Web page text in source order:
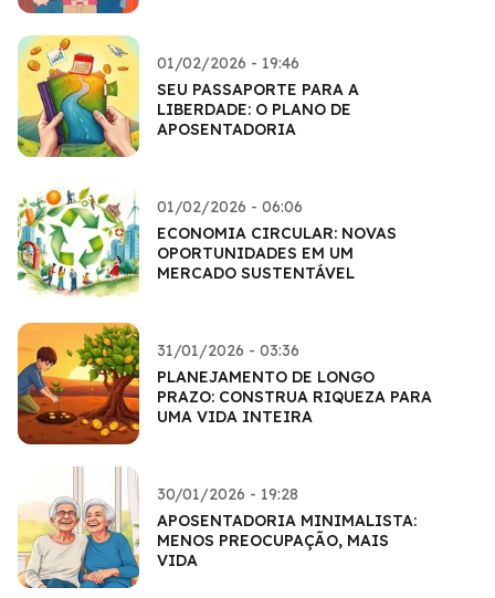
01/02/2026 - 19:46
SEU PASSAPORTE PARA A
LIBERDADE: O PLANO DE
APOSENTADORIA
01/02/2026 - 06:06
ECONOMIA CIRCULAR: NOVAS
OPORTUNIDADES EM UM
MERCADO SUSTENTÁVEL
31/01/2026 - 03:36
PLANEJAMENTO DE LONGO
PRAZO: CONSTRUA RIQUEZA PARA
UMA VIDA INTEIRA
30/01/2026 - 19:28
APOSENTADORIA MINIMALISTA:
MENOS PREOCUPAÇÃO, MAIS
VIDA